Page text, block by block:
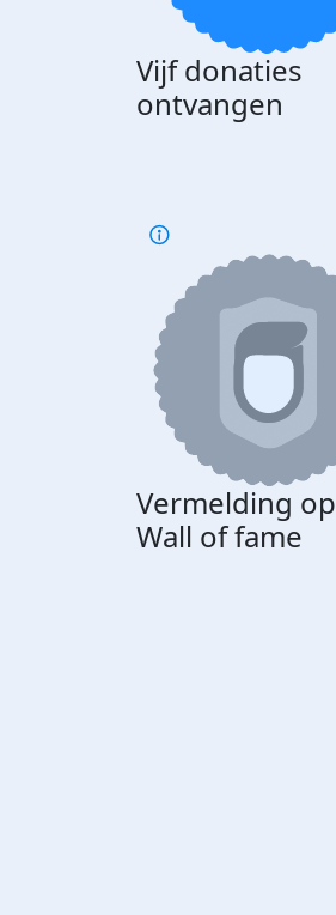
Vijf donaties
ontvangen
Vermelding op
Wall of fame